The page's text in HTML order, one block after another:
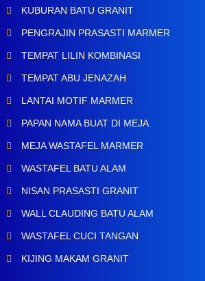
KUBURAN BATU GRANIT
PENGRAJIN PRASASTI MARMER
TEMPAT LILIN KOMBINASI
TEMPAT ABU JENAZAH
LANTAI MOTIF MARMER
PAPAN NAMA BUAT DI MEJA
MEJA WASTAFEL MARMER
WASTAFEL BATU ALAM
NISAN PRASASTI GRANIT
WALL CLAUDING BATU ALAM
WASTAFEL CUCI TANGAN
KIJING MAKAM GRANIT